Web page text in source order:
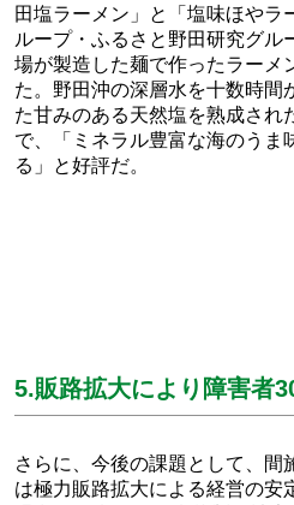
田塩ラーメン」と「塩味ほやラ
ループ・ふるさと野田研究グル
場が製造した麺で作ったラーメ
た。野田沖の深層水を十数時間
た甘みのある天然塩を熟成され
で、「ミネラル豊富な海のうま
る」と好評だ。
5.販路拡大により障害者
さらに、今後の課題として、間
は極力販路拡大による経営の安